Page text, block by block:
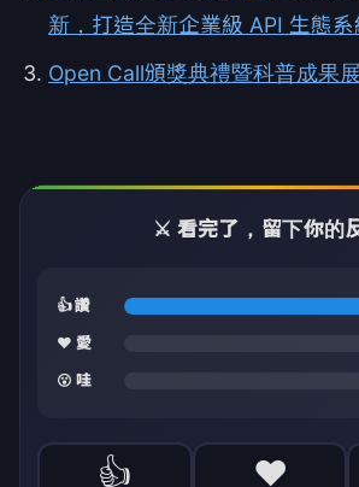
新，打造全新企業級 API 生態系
Open Call頒獎典禮暨科普成果
⚔️ 看完了，留下你的
👍 讚
❤️ 愛
😮 哇
👍 ❤️